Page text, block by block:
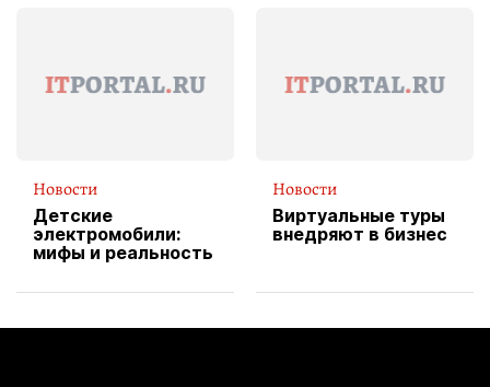
Новости
Детские
электромобили:
мифы и реальность
Новости
Виртуальные туры
внедряют в бизнес